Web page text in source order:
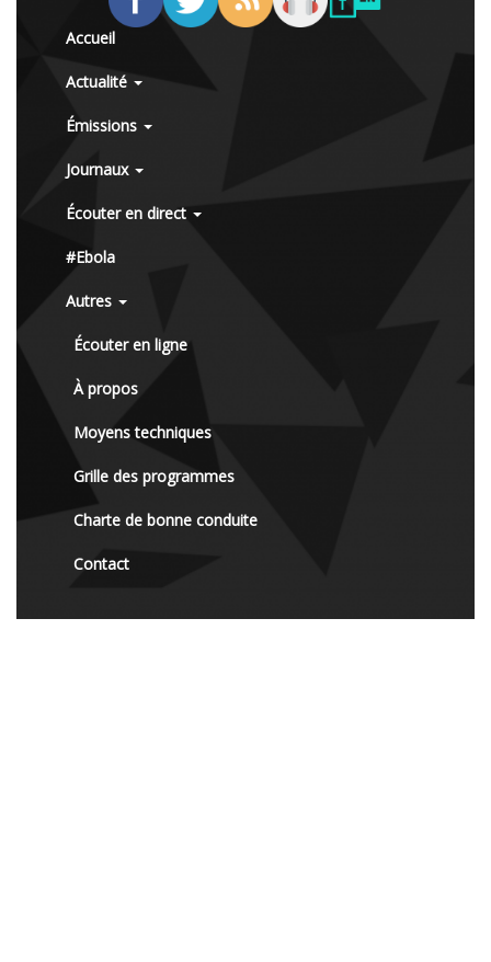
Accueil
Actualité
Émissions
Journaux
Écouter en direct
#Ebola
Autres
Écouter en ligne
À propos
Moyens techniques
Grille des programmes
Charte de bonne conduite
Contact